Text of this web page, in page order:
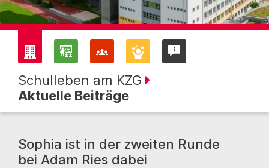
Schulleben am KZG
Aktuelle Beiträge
Sophia ist in der zweiten Runde
bei Adam Ries dabei